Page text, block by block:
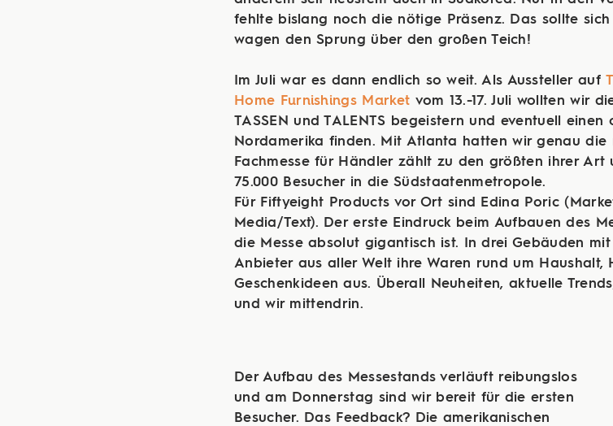
fehlte bislang noch die nötige Präsenz. Das sollte sich
wagen den Sprung über den großen Teich!
Im Juli war es dann endlich so weit. Als Aussteller auf
Home Furnishings Market vom 13.-17. Juli wollten wir
TASSEN und TALENTS begeistern und eventuell
Nordamerika finden. Mit Atlanta hatten wir genau
Fachmesse für Händler zählt zu den größten ihrer Art
75.000 Besucher in die Südstaatenmetropole.
Für Fiftyeight Products vor Ort sind Edina Poric
Media/Text). Der erste Eindruck beim Aufbauen des
die Messe absolut gigantisch ist. In drei Gebäuden
Anbieter aus aller Welt ihre Waren rund um Haushalt,
Geschenkideen aus. Überall Neuheiten, aktuelle
und wir mittendrin.
Der Aufbau des Messestands verläuft reibungslos
und am Donnerstag sind wir bereit für die ersten
Besucher. Das Feedback? Die amerikanischen